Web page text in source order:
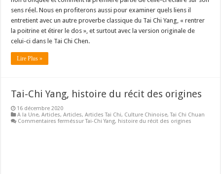
sens réel. Nous en profiterons aussi pour examiner quels liens il
entretient avec un autre proverbe classique du Tai Chi Yang, « rentrer
la poitrine et étirer le dos », et surtout avec la version originale de
celui-ci dans le Tai Chi Chen.
Lire Plus »
Tai-Chi Yang, histoire du récit des origines
16 décembre 2020
A la Une,Articles,Articles,Articles Tai Chi, Culture Chinoise,Tai Chi Chuan
Commentaires ferméssur Tai-Chi Yang, histoire du récit des origines